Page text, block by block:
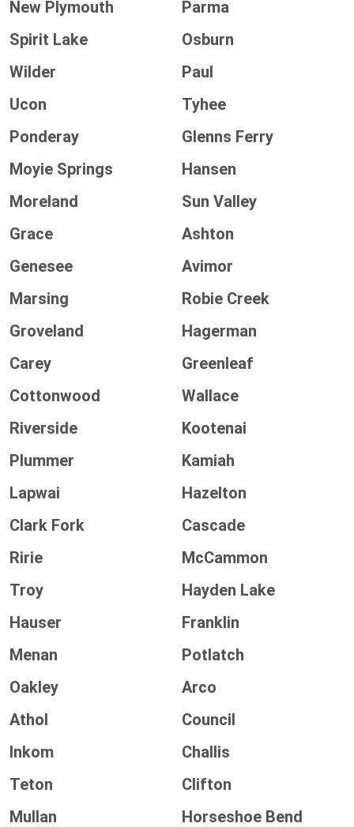
New Plymouth
Parma
Spirit Lake
Osburn
Wilder
Paul
Ucon
Tyhee
Ponderay
Glenns Ferry
Moyie Springs
Hansen
Moreland
Sun Valley
Grace
Ashton
Genesee
Avimor
Marsing
Robie Creek
Groveland
Hagerman
Carey
Greenleaf
Cottonwood
Wallace
Riverside
Kootenai
Plummer
Kamiah
Lapwai
Hazelton
Clark Fork
Cascade
Ririe
McCammon
Troy
Hayden Lake
Hauser
Franklin
Menan
Potlatch
Oakley
Arco
Athol
Council
Inkom
Challis
Teton
Clifton
Mullan
Horseshoe Bend